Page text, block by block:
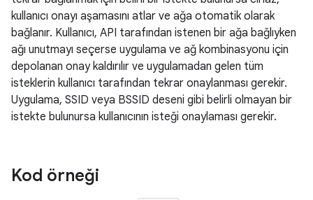
kullanıcı onayı aşamasını atlar ve ağa otomatik olarak
bağlanır. Kullanıcı, API tarafından istenen bir ağa bağlıyken
ağı unutmayı seçerse uygulama ve ağ kombinasyonu için
depolanan onay kaldırılır ve uygulamadan gelen tüm
isteklerin kullanıcı tarafından tekrar onaylanması gerekir.
Uygulama, SSID veya BSSID deseni gibi belirli olmayan bir
istekte bulunursa kullanıcının isteği onaylaması gerekir.
Kod örneği